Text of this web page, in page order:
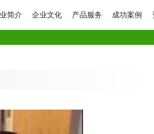
简介 企业文化 产品服务 成功案例